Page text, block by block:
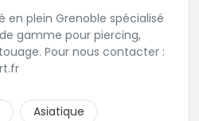
en plein Grenoble spécialisé
gamme pour piercing,
Pour nous contacter :
Asiatique